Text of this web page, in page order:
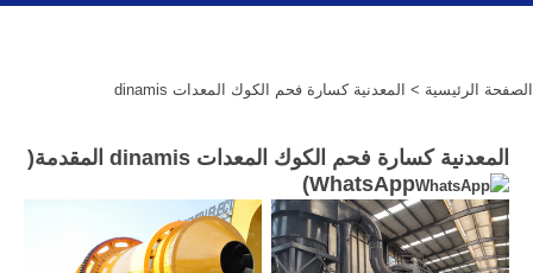
الصفحة الرئيسية > المعدنية كسارة فحم الكوك المعدات dinamis
المعدنية كسارة فحم الكوك المعدات dinamis المقدمة(
WhatsApp
)